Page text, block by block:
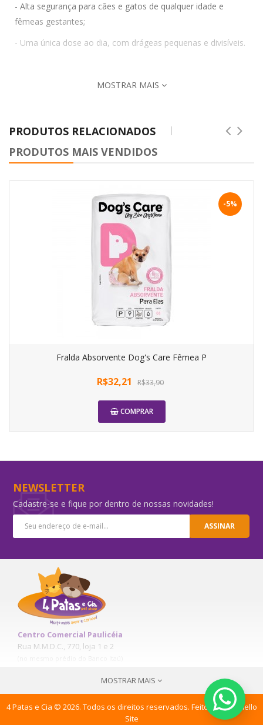
- Alta segurança para cães e gatos de qualquer idade e
fêmeas gestantes;
- Uma única dose ao dia, com drágeas pequenas e divisíveis.
MOSTRAR MAIS
PRODUTOS RELACIONADOS
PRODUTOS MAIS VENDIDOS
-5%
Fralda Absorvente Dog's Care Fêmea P
R$32,21 R$33,90
COMPRAR
-5%
R$71,16
NEWSLETTER
Cadastre-se e fique por dentro de nossas novidades!
ASSINAR
Centro Comercial Paulicéia
Rua M.M.D.C., 770, loja 1 e 2
(11) 9 6164-0027
(11) 9 1602-0027
MOSTRAR MAIS
4 Patas e Cia © 2026. Todos os direitos reservados. Feito com♥|
Hello
Site